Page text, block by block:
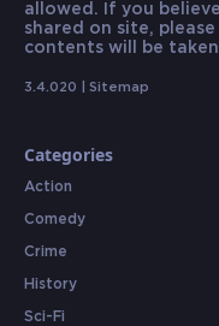
allowed. If you
shared on site,
contents will be
3.4.020 | Sitemap
Categories
Action
Comedy
Crime
History
Sci-Fi